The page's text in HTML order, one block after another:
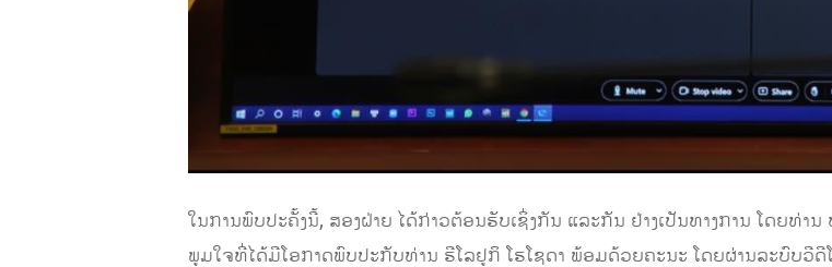
ໃນການພົບປະຄັ້ງນີ້, ​ສອງ​ຝ່າຍ​ ໄດ້​ກ່າວ​ຕ້ອນ​ຮັບ​ເຊິ່ງ​ກັນ​ ແລະ​ກັນ ຢ່າງ​ເປັນ​ທາງ​ການ ໂດຍທ່
ພູມ​ໃຈທີ່ໄດ້ມີໂອກາດພົບປະກັບທ່ານ ຮີໂລຢູກິ ໂຮໂຊດາ ພ້ອມດ້ວຍຄະນະ ໂດຍຜ່ານລະບົບວີດີ